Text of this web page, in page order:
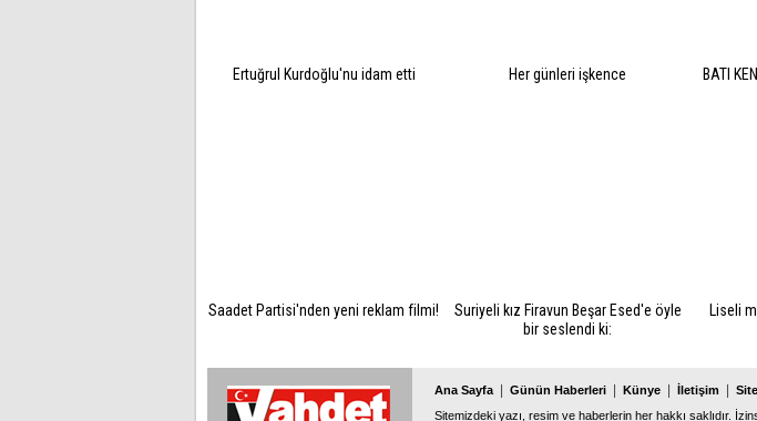
Ertuğrul Kurdoğlu'nu idam etti Her günleri işkence BATI
Saadet Partisi'nden yeni reklam filmi!
Suriyeli kız Firavun Beşar Esed'e öyle
bir seslendi ki:
Liseli
Ana Sayfa Günün Haberleri Künye İletişim
Sitemizdeki yazı, resim ve haberlerin her hakkı saklıdır.